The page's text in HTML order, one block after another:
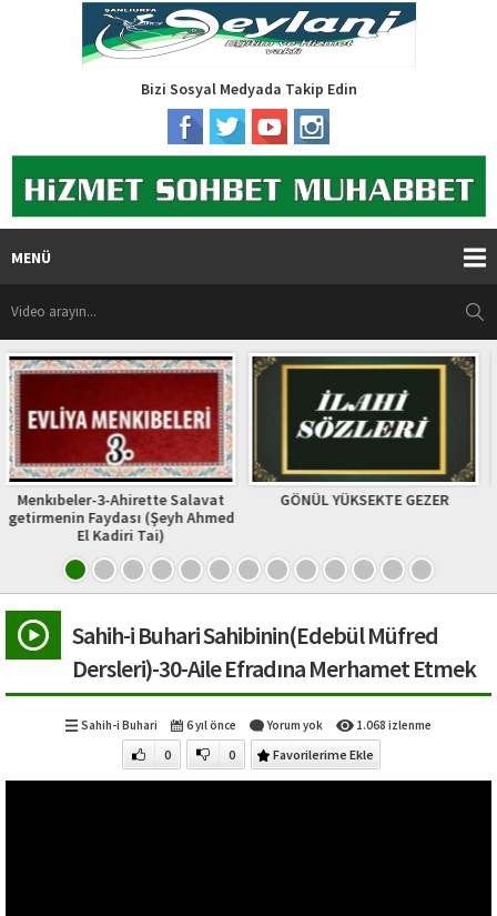
Bizi Sosyal Medyada Takip Edin
MENÜ
Salavat
(Şeyh Ahmed
GÖNÜL YÜKSEKTE GEZER
Fethu’r Rabbani
Sahih-i Buhari Sahibinin(Edebül Müfred
Dersleri)-30-Aile Efradına Merhamet Etmek
Sahih-i Buhari 6 yıl önce Yorum yok 1.068 izlenme
0 0 Favorilerime Ekle